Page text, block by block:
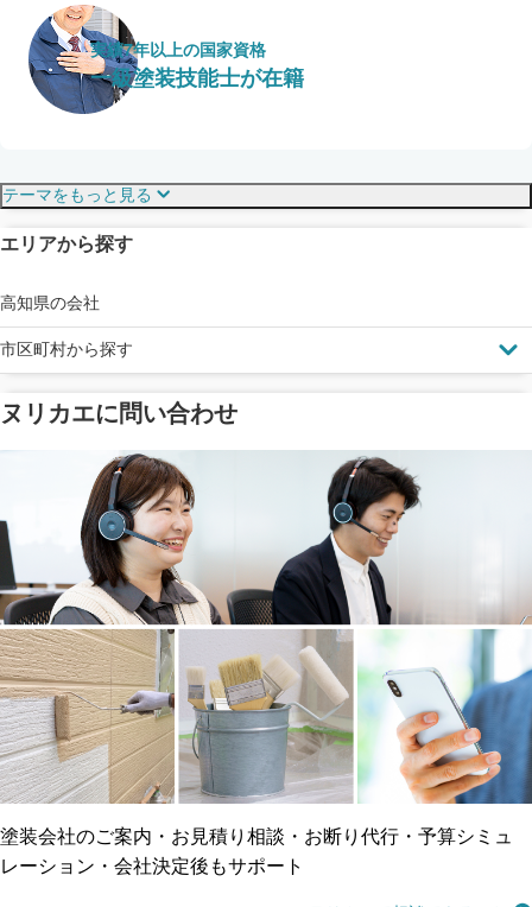
実績7年以上の国家資格
一級塗装技能士が在籍
塗料の​品質を​保証
メーカー保証
工事保険
ご近所トラブルに
賠償保険
見えにくい屋根も安心
ドローン診断
省エネ効果
断熱・遮熱塗料対応
雨漏り修繕
防水工事
テーマをもっと見る
エリアから探す
高知県の会社
市区町村から探す
ヌリカエに問い合わせ
塗装会社のご案内・お見積り相談・お断り代行・予算シミュ
レーション・会社決定後もサポート